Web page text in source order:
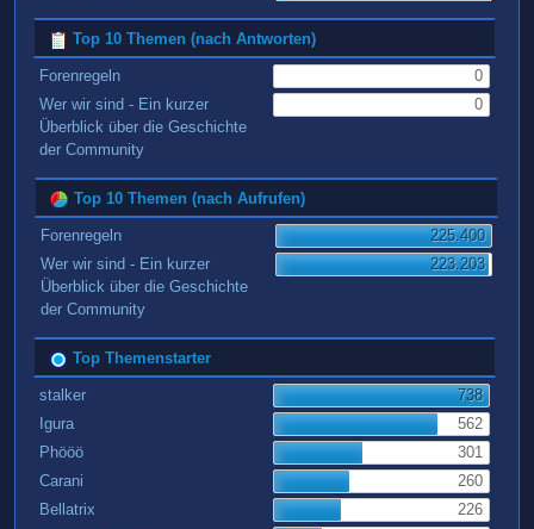
Top 10 Themen (nach Antworten)
Forenregeln
0
Wer wir sind - Ein kurzer
Überblick über die Geschichte
der Community
0
Top 10 Themen (nach Aufrufen)
Forenregeln
225.400
Wer wir sind - Ein kurzer
Überblick über die Geschichte
der Community
223.203
Top Themenstarter
stalker
738
Igura
562
Phööö
301
Carani
260
Bellatrix
226